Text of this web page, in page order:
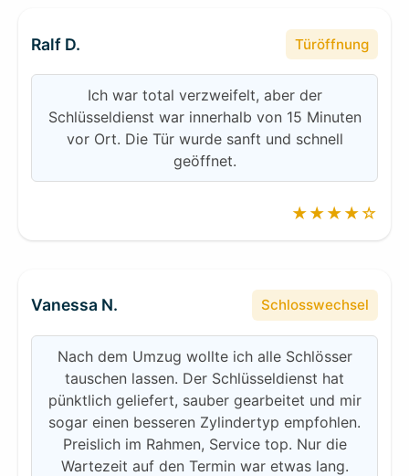
Ralf D. Türöffnung
Ich war total verzweifelt, aber der
Schlüsseldienst war innerhalb von 15 Minuten
vor Ort. Die Tür wurde sanft und schnell
geöffnet.
★★★★☆
Vanessa N. Schlosswechsel
Nach dem Umzug wollte ich alle Schlösser
tauschen lassen. Der Schlüsseldienst hat
pünktlich geliefert, sauber gearbeitet und mir
sogar einen besseren Zylindertyp empfohlen.
Preislich im Rahmen, Service top. Nur die
Wartezeit auf den Termin war etwas lang.